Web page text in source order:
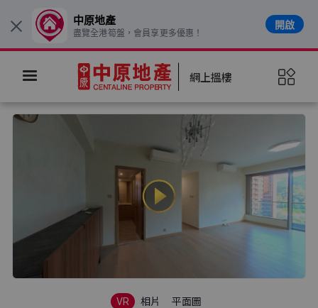
網上搵樓
VR 相片 平面圖
× 中原地產
盡覽全港筍盤，會員享更多優惠！
開啟